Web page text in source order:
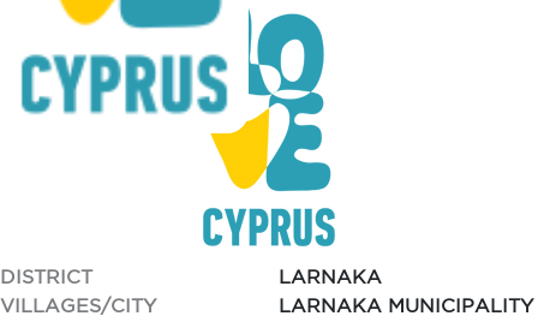
DISTRICT
LARNAKA
VILLAGES/CITY
LARNAKA MUNICIPALITY